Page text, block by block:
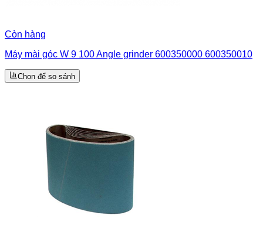
Còn hàng
Máy mài góc W 9 100 Angle grinder 600350000 600350010
Chọn để so sánh